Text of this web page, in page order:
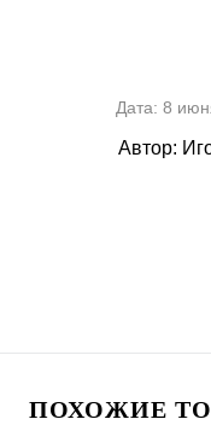
Дата: 8
Автор:
ПОХОЖИЕ